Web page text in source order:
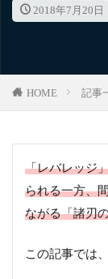
2018年7月20日
HOME 記事
「レバレッジ
られる一方、
ながる「諸刃
この記事では、